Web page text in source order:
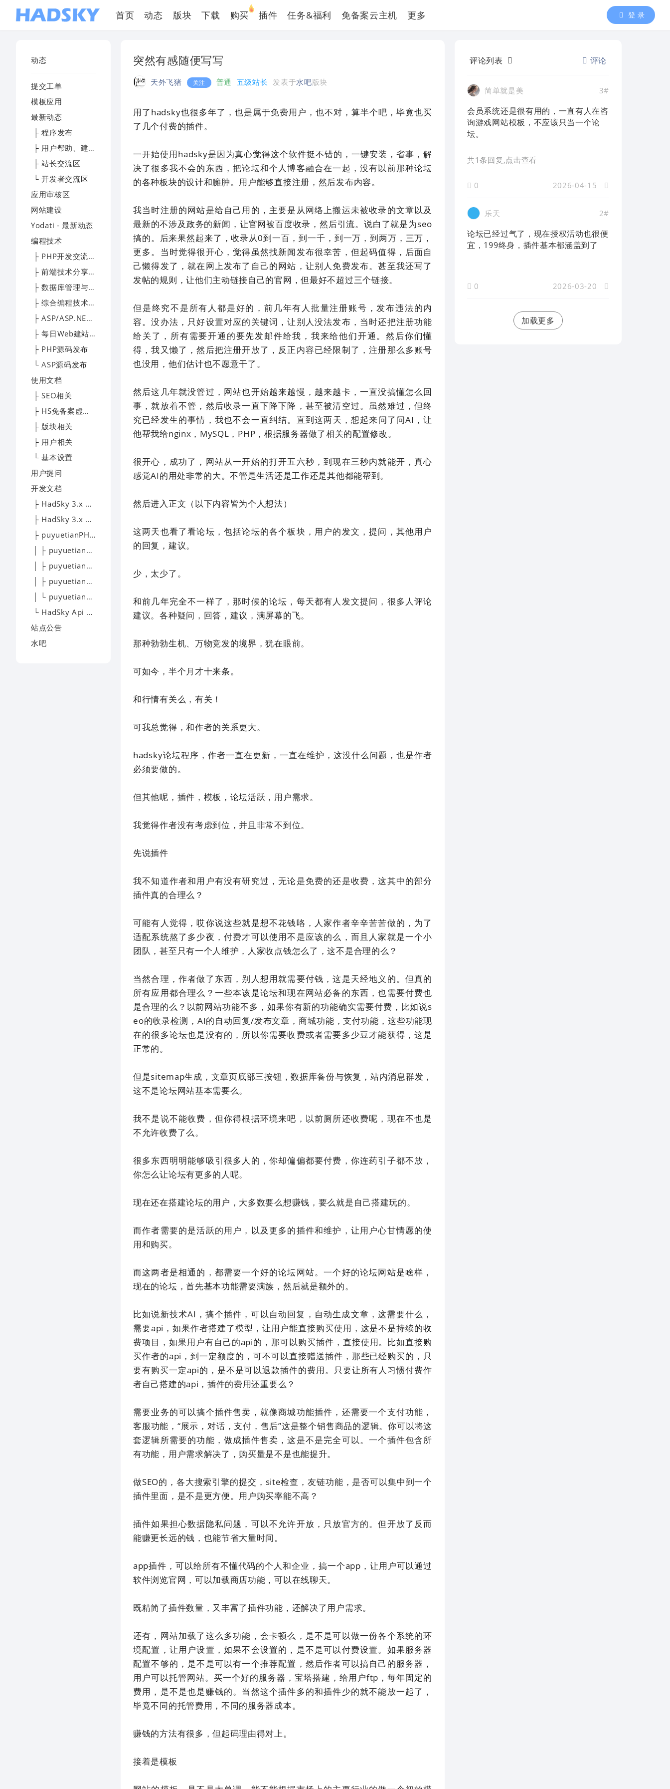
首页 动态 版块 下载 购买 插件 任务&福利 免备案云主机 更多 登 录
动态
提交工单
模板应用
最新动态
├ 程序发布
├ 用户帮助、建议及反馈
├ 站长交流区
└ 开发者交流区
应用审核区
网站建设
Yodati - 最新动态
编程技术
├ PHP开发交流区
├ 前端技术分享园地
├ 数据库管理与优化专区
├ 综合编程技术交流区
├ ASP/ASP.NET技术讨论区
├ 每日Web建站技术精选
├ PHP源码发布
└ ASP源码发布
使用文档
├ SEO相关
├ HS免备案虚拟主机帮助文档
├ 版块相关
├ 用户相关
└ 基本设置
用户提问
开发文档
├ HadSky 3.x 模板开发
├ HadSky 3.x 应用开发
├ puyuetianPHP - 开发文档
│ ├ puyuetianPHP - 下载
│ ├ puyuetianPHP - 文档
│ ├ puyuetianPHP - 提问
│ └ puyuetianPHP - 交流
└ HadSky Api 开发文档
站点公告
水吧
突然有感随便写写
天外飞猪 关注 普通 五级站长 发表于水吧版块
用了hadsky也很多年了，也是属于免费用户，也不对，算半个吧，毕竟也买
了几个付费的插件。
一开始使用hadsky是因为真心觉得这个软件挺不错的，一键安装，省事，解
决了很多我不会的东西，把论坛和个人博客融合在一起，没有以前那种论坛
的各种板块的设计和臃肿。用户能够直接注册，然后发布内容。
我当时注册的网站是给自己用的，主要是从网络上搬运未被收录的文章以及
最新的不涉及政务的新闻，让官网被百度收录，然后引流。说白了就是为seo
搞的。后来果然起来了，收录从0到一百，到一千，到一万，到两万，三万，
更多。当时觉得很开心，觉得虽然找新闻发布很幸苦，但起码值得，后面自
己懒得发了，就在网上发布了自己的网站，让别人免费发布。甚至我还写了
发帖的规则，让他们主动链接自己的官网，但最好不超过三个链接。
但是终究不是所有人都是好的，前几年有人批量注册账号，发布违法的内
容。没办法，只好设置对应的关键词，让别人没法发布，当时还把注册功能
给关了，所有需要开通的要先发邮件给我，我来给他们开通。然后你们懂
得，我又懒了，然后把注册开放了，反正内容已经限制了，注册那么多账号
也没用，他们估计也不愿意干了。
然后这几年就没管过，网站也开始越来越慢，越来越卡，一直没搞懂怎么回
事，就放着不管，然后收录一直下降下降，甚至被清空过。虽然难过，但终
究已经发生的事情，我也不会一直纠结。直到这两天，想起来问了问AI，让
他帮我给nginx，MySQL，PHP，根据服务器做了相关的配置修改。
很开心，成功了，网站从一开始的打开五六秒，到现在三秒内就能开，真心
感觉AI的用处非常的大。不管是生活还是工作还是其他都能帮到。
然后进入正文（以下内容皆为个人想法）
这两天也看了看论坛，包括论坛的各个板块，用户的发文，提问，其他用户
的回复，建议。
少，太少了。
和前几年完全不一样了，那时候的论坛，每天都有人发文提问，很多人评论
建议。各种疑问，回答，建议，满屏幕的飞。
那种勃勃生机、万物竞发的境界，犹在眼前。
可如今，半个月才十来条。
和行情有关么，有关！
可我总觉得，和作者的关系更大。
hadsky论坛程序，作者一直在更新，一直在维护，这没什么问题，也是作者
必须要做的。
但其他呢，插件，模板，论坛活跃，用户需求。
我觉得作者没有考虑到位，并且非常不到位。
先说插件
我不知道作者和用户有没有研究过，无论是免费的还是收费，这其中的部分
插件真的合理么？
可能有人觉得，哎你说这些就是想不花钱咯，人家作者辛辛苦苦做的，为了
适配系统熬了多少夜，付费才可以使用不是应该的么，而且人家就是一个小
团队，甚至只有一个人维护，人家收点钱怎么了，这不是合理的么？
当然合理，作者做了东西，别人想用就需要付钱，这是天经地义的。但真的
所有应用都合理么？一些本该是论坛和现在网站必备的东西，也需要付费也
是合理的么？以前网站功能不多，如果你有新的功能确实需要付费，比如说s
eo的收录检测，AI的自动回复/发布文章，商城功能，支付功能，这些功能现
在的很多论坛也是没有的，所以你需要收费或者需要多少豆才能获得，这是
正常的。
但是sitemap生成，文章页底部三按钮，数据库备份与恢复，站内消息群发，
这不是论坛网站基本需要么。
我不是说不能收费，但你得根据环境来吧，以前厕所还收费呢，现在不也是
不允许收费了么。
很多东西明明能够吸引很多人的，你却偏偏都要付费，你连药引子都不放，
你怎么让论坛有更多的人呢。
现在还在搭建论坛的用户，大多数要么想赚钱，要么就是自己搭建玩的。
而作者需要的是活跃的用户，以及更多的插件和维护，让用户心甘情愿的使
用和购买。
而这两者是相通的，都需要一个好的论坛网站。一个好的论坛网站是啥样，
现在的论坛，首先基本功能需要满族，然后就是额外的。
比如说新技术AI，搞个插件，可以自动回复，自动生成文章，这需要什么，
需要api，如果作者搭建了模型，让用户能直接购买使用，这是不是持续的收
费项目，如果用户有自己的api的，那可以购买插件，直接使用。比如直接购
买作者的api，到一定额度的，可不可以直接赠送插件，那些已经购买的，只
要有购买一定api的，是不是可以退款插件的费用。只要让所有人习惯付费作
者自己搭建的api，插件的费用还重要么？
需要业务的可以搞个插件售卖，就像商城功能插件，还需要一个支付功能，
客服功能，“展示，对话，支付，售后”这是整个销售商品的逻辑。你可以将这
套逻辑所需要的功能，做成插件售卖，这是不是完全可以。一个插件包含所
有功能，用户需求解决了，购买量是不是也能提升。
做SEO的，各大搜索引擎的提交，site检查，友链功能，是否可以集中到一个
插件里面，是不是更方便。用户购买率能不高？
插件如果担心数据隐私问题，可以不允许开放，只放官方的。但开放了反而
能赚更长远的钱，也能节省大量时间。
app插件，可以给所有不懂代码的个人和企业，搞一个app，让用户可以通过
软件浏览官网，可以加载商店功能，可以在线聊天。
既精简了插件数量，又丰富了插件功能，还解决了用户需求。
还有，网站加载了这么多功能，会卡顿么，是不是可以做一份各个系统的环
境配置，让用户设置，如果不会设置的，是不是可以付费设置。如果服务器
配置不够的，是不是可以有一个推荐配置，然后作者可以搞自己的服务器，
用户可以托管网站。买一个好的服务器，宝塔搭建，给用户ftp，每年固定的
费用，是不是也是赚钱的。当然这个插件多的和插件少的就不能放一起了，
毕竟不同的托管费用，不同的服务器成本。
赚钱的方法有很多，但起码理由得对上。
接着是模板
评论列表 评论
简单就是美 3#
会员系统还是很有用的，一直有人在咨
询游戏网站模板，不应该只当一个论
坛。
共1条回复 ,点击查看
0 2026-04-15
乐天 2#
论坛已经过气了，现在授权活动也很便
宜，199终身，插件基本都涵盖到了
0 2026-03-20
加载更多